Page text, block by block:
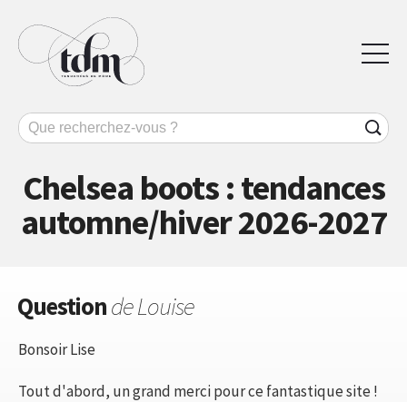
Chelsea boots : tendances
automne/hiver 2026-2027
Questionde Louise
Bonsoir Lise
Tout d'abord, un grand merci pour ce fantastique site !